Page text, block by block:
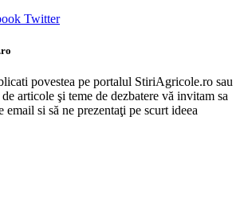
Twitter
povestea pe portalul StiriAgricole.ro sau
articole şi teme de dezbatere vă invitam sa
email si să ne prezentaţi pe scurt ideea